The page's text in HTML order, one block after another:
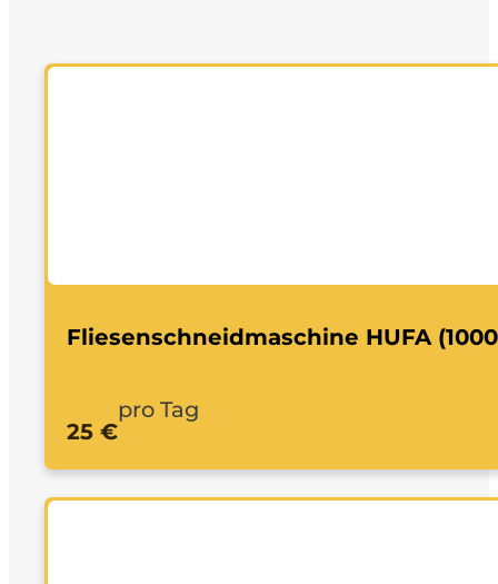
Fliesenschneidmaschine HUFA
25 €
pro Tag